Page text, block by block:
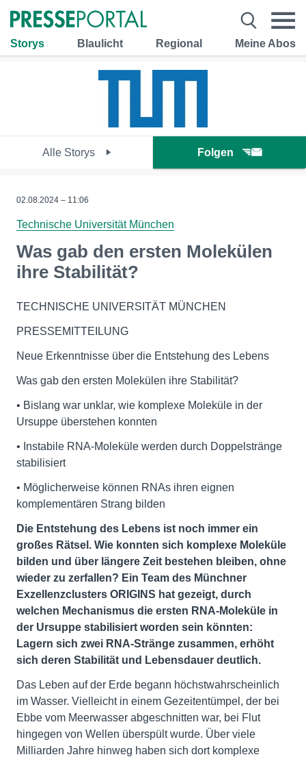
Storys Blaulicht Regional Meine Abos
Alle Storys Folgen
02.08.2024 – 11:06
Technische Universität München
Was gab den ersten Molekülen
ihre Stabilität?
TECHNISCHE UNIVERSITÄT MÜNCHEN
PRESSEMITTEILUNG
Neue Erkenntnisse über die Entstehung des Lebens
Was gab den ersten Molekülen ihre Stabilität?
• Bislang war unklar, wie komplexe Moleküle in der
Ursuppe überstehen konnten
• Instabile RNA-Moleküle werden durch Doppelstränge
stabilisiert
• Möglicherweise können RNAs ihren eignen
komplementären Strang bilden
Die Entstehung des Lebens ist noch immer ein
großes Rätsel. Wie konnten sich komplexe Moleküle
bilden und über längere Zeit bestehen bleiben, ohne
wieder zu zerfallen? Ein Team des Münchner
Exzellenzclusters ORIGINS hat gezeigt, durch
welchen Mechanismus die ersten RNA-Moleküle in
der Ursuppe stabilisiert worden sein könnten:
Lagern sich zwei RNA-Stränge zusammen, erhöht
sich deren Stabilität und Lebensdauer deutlich.
Das Leben auf der Erde begann höchstwahrscheinlich
im Wasser. Vielleicht in einem Gezeitentümpel, der bei
Ebbe vom Meerwasser abgeschnitten war, bei Flut
hingegen von Wellen überspült wurde. Über viele
Milliarden Jahre hinweg haben sich dort komplexe